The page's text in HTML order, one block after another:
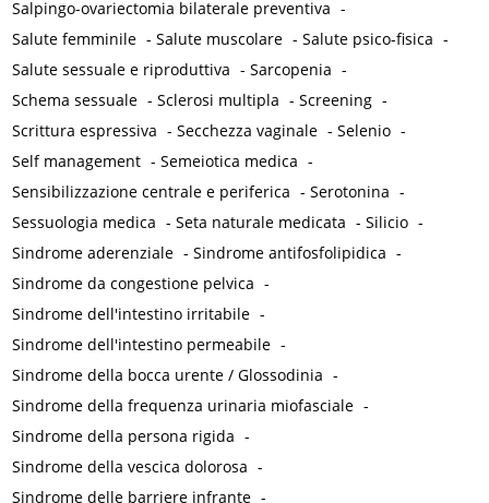
Salpingo-ovariectomia bilaterale preventiva -
Salute femminile -Salute muscolare -Salute psico-fisica -
Salute sessuale e riproduttiva -Sarcopenia -
Schema sessuale -Sclerosi multipla -Screening -
Scrittura espressiva -Secchezza vaginale -Selenio -
Self management -Semeiotica medica -
Sensibilizzazione centrale e periferica -Serotonina -
Sessuologia medica -Seta naturale medicata -Silicio -
Sindrome aderenziale -Sindrome antifosfolipidica -
Sindrome da congestione pelvica -
Sindrome dell'intestino irritabile -
Sindrome dell'intestino permeabile -
Sindrome della bocca urente / Glossodinia -
Sindrome della frequenza urinaria miofasciale -
Sindrome della persona rigida -
Sindrome della vescica dolorosa -
Sindrome delle barriere infrante -